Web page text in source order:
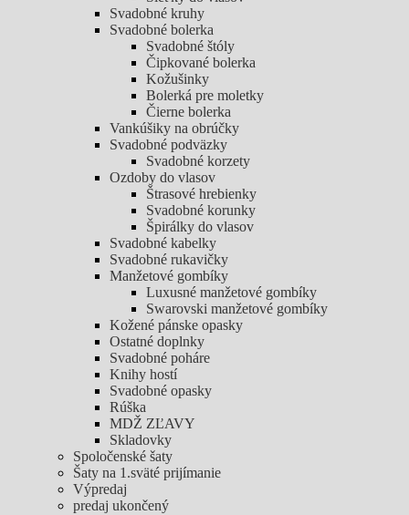
Svadobné kruhy
Svadobné bolerka
Svadobné štóly
Čipkované bolerka
Kožušinky
Bolerká pre moletky
Čierne bolerka
Vankúšiky na obrúčky
Svadobné podväzky
Svadobné korzety
Ozdoby do vlasov
Štrasové hrebienky
Svadobné korunky
Špirálky do vlasov
Svadobné kabelky
Svadobné rukavičky
Manžetové gombíky
Luxusné manžetové gombíky
Swarovski manžetové gombíky
Kožené pánske opasky
Ostatné doplnky
Svadobné poháre
Knihy hostí
Svadobné opasky
Rúška
MDŽ ZĽAVY
Skladovky
Spoločenské šaty
Šaty na 1.sväté prijímanie
Výpredaj
predaj ukončený